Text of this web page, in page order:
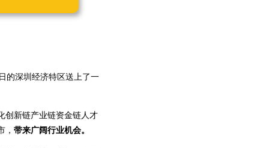
的深圳经济特区送上了一
创新链产业链资金链人才
， 带来广阔行业机会。